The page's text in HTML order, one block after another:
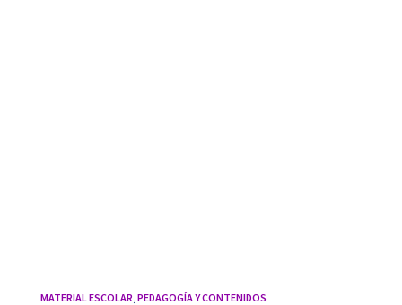
MATERIAL ESCOLAR,PEDAGOGÍA Y CONTENIDOS